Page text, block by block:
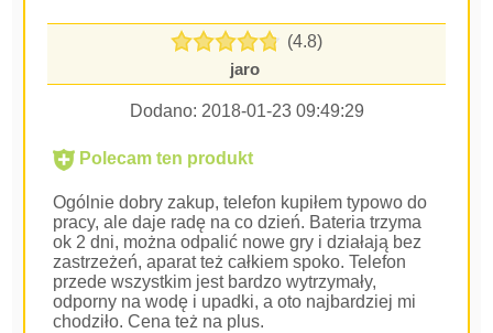
(4.8)
jaro
Dodano: 2018-01-23 09:49:29
Polecam ten produkt
Ogólnie dobry zakup, telefon kupiłem typowo do
pracy, ale daje radę na co dzień. Bateria trzyma
ok 2 dni, można odpalić nowe gry i działają bez
zastrzeżeń, aparat też całkiem spoko. Telefon
przede wszystkim jest bardzo wytrzymały,
odporny na wodę i upadki, a oto najbardziej mi
chodziło. Cena też na plus.